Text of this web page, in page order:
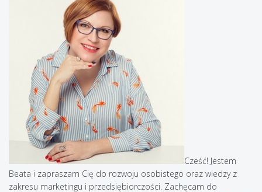
Cześć! Jestem
Beata i zapraszam Cię do rozwoju osobistego oraz wiedzy z
zakresu marketingu i przedsiębiorczości. Zachęcam do